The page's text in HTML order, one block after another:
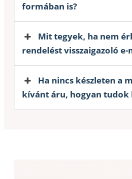
formában is?
Mit tegyek, ha nem
rendelést visszaigazoló e-
Ha nincs készleten a
kívánt áru, hogyan tudok